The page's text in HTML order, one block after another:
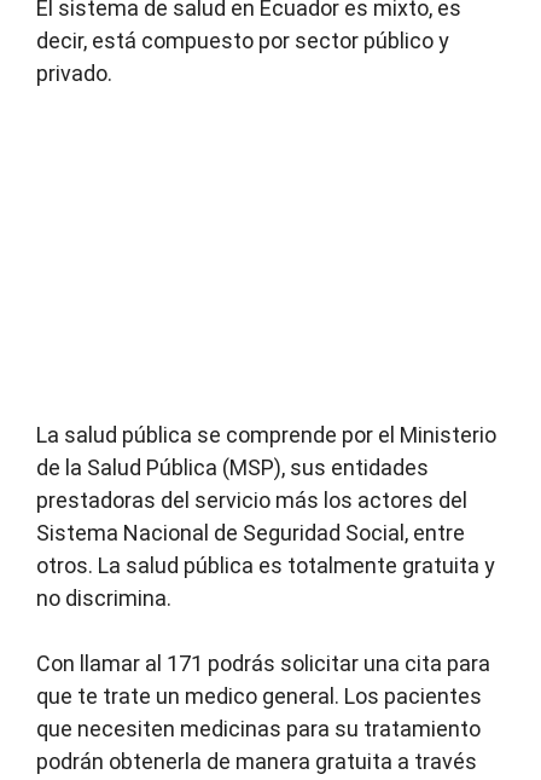
El sistema de salud en Ecuador es mixto, es
decir, está compuesto por sector público y
privado.
La salud pública se comprende por el Ministerio
de la Salud Pública (MSP), sus entidades
prestadoras del servicio más los actores del
Sistema Nacional de Seguridad Social, entre
otros. La salud pública es totalmente gratuita y
no discrimina.
Con llamar al 171 podrás solicitar una cita para
que te trate un medico general. Los pacientes
que necesiten medicinas para su tratamiento
podrán obtenerla de manera gratuita a través